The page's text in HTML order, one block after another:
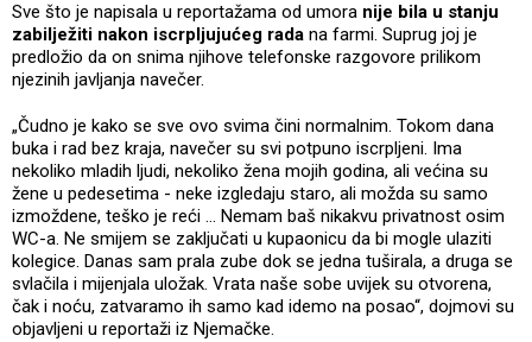
Sve što je napisala u reportažama od umora nije bila u stanju
zabilježiti nakon iscrpljujućeg rada na farmi. Suprug joj je
predložio da on snima njihove telefonske razgovore prilikom
njezinih javljanja navečer.
„Čudno je kako se sve ovo svima čini normalnim. Tokom dana
buka i rad bez kraja, navečer su svi potpuno iscrpljeni. Ima
nekoliko mladih ljudi, nekoliko žena mojih godina, ali većina su
žene u pedesetima - neke izgledaju staro, ali možda su samo
izmoždene, teško je reći … Nemam baš nikakvu privatnost osim
WC-a. Ne smijem se zaključati u kupaonicu da bi mogle ulaziti
kolegice. Danas sam prala zube dok se jedna tuširala, a druga se
svlačila i mijenjala uložak. Vrata naše sobe uvijek su otvorena,
čak i noću, zatvaramo ih samo kad idemo na posao“, dojmovi su
objavljeni u reportaži iz Njemačke.